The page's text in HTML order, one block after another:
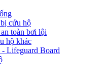
cứu hộ
toàn bơi lội
hộ khác
Lifeguard Board